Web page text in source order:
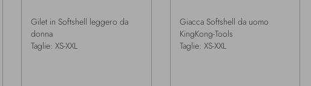
Gilet in Softshell leggero da
donna
Taglie: XS-XXL
Giacca Softshell da uomo
KingKong-Tools
Taglie: XS-XXL